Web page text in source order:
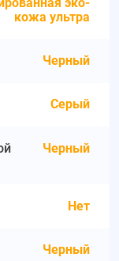
кожа ультра
Черный
Серый
Черный
Нет
Черный